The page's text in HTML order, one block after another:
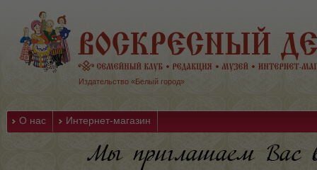
Издательство «Белый город»
О нас Интернет-магазин